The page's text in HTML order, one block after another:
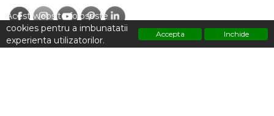
Acest website foloseste
cookies pentru a imbunatatii
experienta utilizatorilor.
Accepta Inchide
Contacteaza-ne pentru informatii: